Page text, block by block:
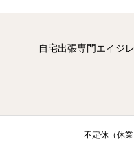
自宅出張専門エイジ
不定休（休